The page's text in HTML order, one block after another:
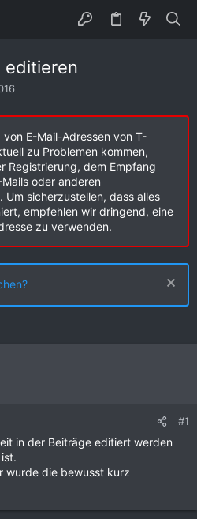
editieren
E-Mail-Adressen von T-
zu Problemen kommen,
Registrierung, dem Empfang
oder anderen
Um sicherzustellen, dass alles
empfehlen wir dringend, eine
zu verwenden.
#1
in der Beiträge editiert werden
wurde die bewusst kurz